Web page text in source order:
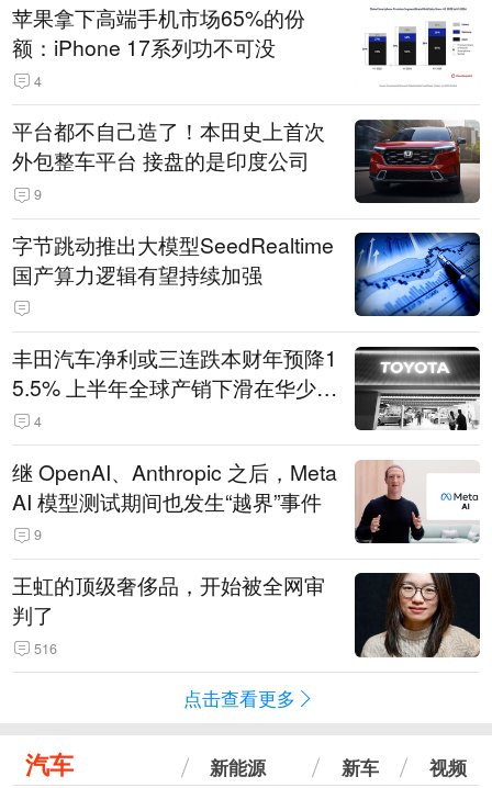
苹果拿下高端手机市场65%的份
额：iPhone 17系列功不可没
4
平台都不自己造了！本田史上首次
外包整车平台 接盘的是印度公司
9
字节跳动推出大模型SeedRealtime
国产算力逻辑有望持续加强
丰田汽车净利或三连跌本财年预降1
5.5% 上半年全球产销下滑在华少卖
14.3万辆
4
继 OpenAI、Anthropic 之后，Meta
AI 模型测试期间也发生“越界”事件
9
王虹的顶级奢侈品，开始被全网审
判了
516
点击查看更多
汽车 新能源 新车 视频